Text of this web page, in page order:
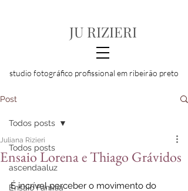
JU RIZIERI
studio fotográfico profissional em ribeirão preto
Post
Todos posts
ascendaaluz
Ensaio Familia
Todos posts
Ensaio Lorena e Thiago Grávidos
Juliana Rizieri
É incrível perceber o movimento do